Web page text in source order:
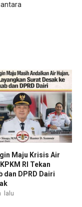
Maju Krisis Air
RI Tekan
dan DPRD Dairi
lalu